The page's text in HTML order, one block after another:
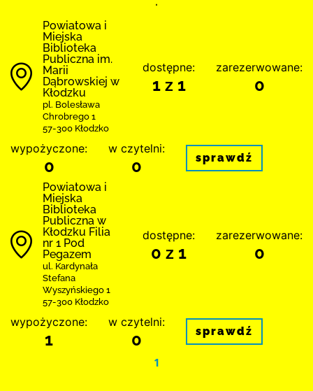
Powiatowa i
Miejska
Biblioteka
Publiczna im.
Marii
Dąbrowskiej w
Kłodzku
pl. Bolesława
Chrobrego 1
57-300 Kłodzko
dostępne:
1 z 1
zarezerwowane:
0
wypożyczone:
0
w czytelni:
0 sprawdź
Powiatowa i
Miejska
Biblioteka
Publiczna w
Kłodzku Filia
nr 1 Pod
Pegazem
ul. Kardynała
Stefana
Wyszyńskiego 1
57-300 Kłodzko
dostępne:
0 z 1
zarezerwowane:
0
wypożyczone:
1
w czytelni:
0 sprawdź
1